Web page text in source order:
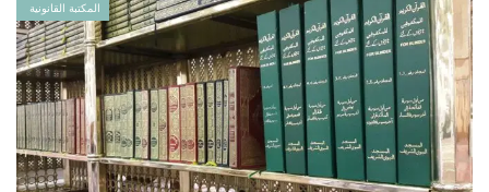
المكتبة القانونية